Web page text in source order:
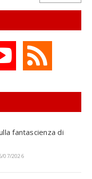
fantascienza di
07/2026